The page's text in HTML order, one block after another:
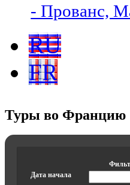
- Прованс,
RU
FR
Туры во Францию
Дата начала